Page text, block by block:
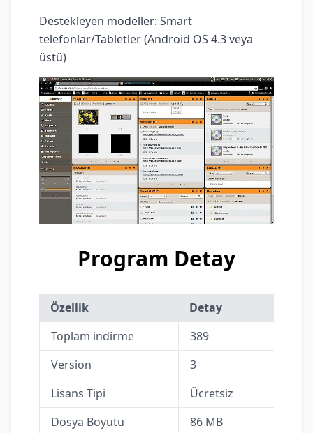
Destekleyen modeller: Smart
telefonlar/Tabletler (Android OS 4.3 veya
üstü)
Program Detay
Özellik
Detay
Toplam indirme
389
Version
3
Lisans Tipi
Ücretsiz
Dosya Boyutu
86 MB